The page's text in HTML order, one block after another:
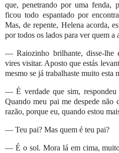
que, penetrando por uma fenda,
ficou todo espantado por
Mas, de repente, Helena acorda,
por todos os lados para ver quem
— Raiozinho brilhante, disse-lhe
vires visitar. Aposto que estás
mesmo se já trabalhaste muito esta
— É verdade que sim,
Quando meu pai me despede não
razão, porque eu, quando estou
— Teu pai? Mas quem é teu pai?
— É o sol. Mora lá em cima,